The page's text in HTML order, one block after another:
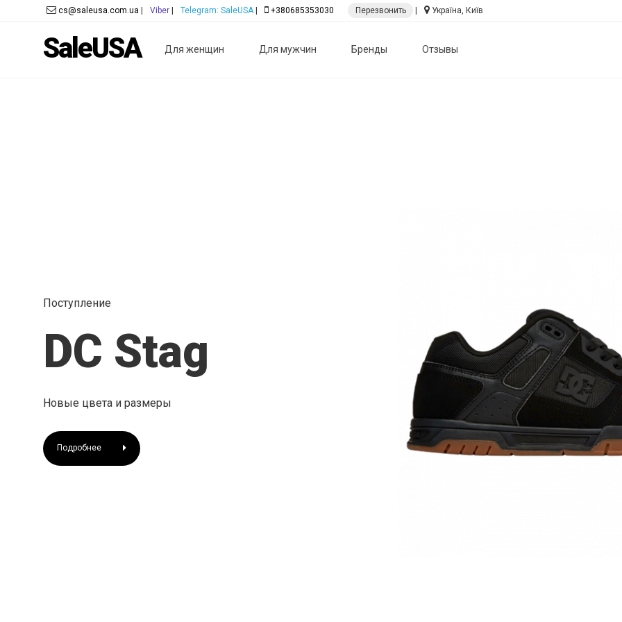
SaleUSA Для женщин Для мужчин Бренды Отзывы
cs@saleusa.com.ua Viber Telegram: SaleUSA| +380685353030 Перезвонить Україна, Київ
Поступление
DC Stag
Новые цвета и размеры
Подробнее
Мужчинам Женщинам